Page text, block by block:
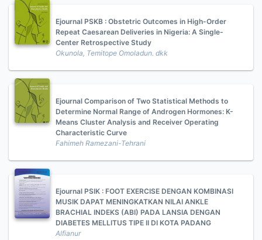
Ejournal PSKB : Obstetric Outcomes in High-Order
Repeat Caesarean Deliveries in Nigeria: A Single-
Center Retrospective Study
Okunola, Temitope Omoladun. dkk
Ejournal Comparison of Two Statistical Methods to
Determine Normal Range of Androgen Hormones: K-
Means Cluster Analysis and Receiver Operating
Characteristic Curve
Fahimeh Ramezani-Tehrani
Ejournal PSIK : FOOT EXERCISE DENGAN KOMBINASI
MUSIK DAPAT MENINGKATKAN NILAI ANKLE
BRACHIAL INDEKS (ABI) PADA LANSIA DENGAN
DIABETES MELLITUS TIPE II DI KOTA PADANG
Alfianur